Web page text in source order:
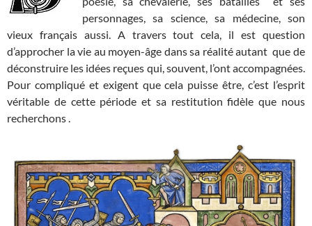
personnages, sa science, sa médecine, son
vieux français aussi. A travers tout cela, il est question
d’approcher la vie au moyen-âge dans sa réalité autant que de
déconstruire les idées reçues qui, souvent, l’ont accompagnées.
Pour compliqué et exigent que cela puisse être, c’est l’esprit
véritable de cette période et sa restitution fidèle que nous
recherchons .